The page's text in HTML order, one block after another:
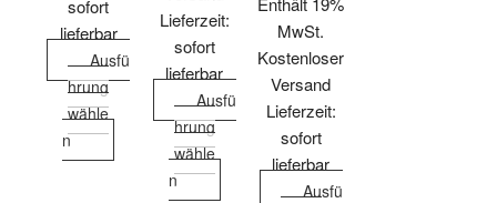
sofort
lieferbar
Ausfü
hrung
wähle
n
Produkt
Lieferzeit:
sofort
lieferbar
Ausfü
hrung
wähle
n
Dieses
229,00 €
199,00 €.
MwSt.
Kostenloser
Versand
Lieferzeit:
sofort
lieferbar
Ausfü